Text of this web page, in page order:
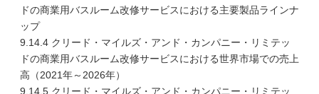
ドの商業用バスルーム改修サービスにおける主要製品ラインナ
ップ
9.14.4 クリード・マイルズ・アンド・カンパニー・リミテッ
ドの商業用バスルーム改修サービスにおける世界市場での売上
高（2021年～2026年）
9.14.5 クリード・マイルズ・アンド・カンパニー・リミテッ